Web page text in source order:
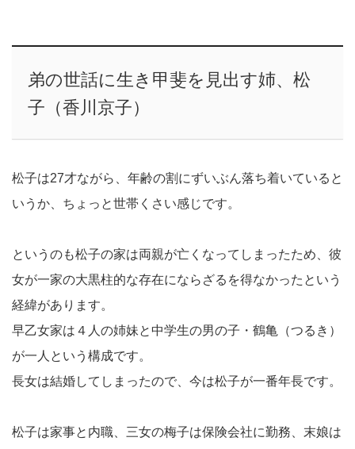
弟の世話に生き甲斐を見出す姉、松
子（香川京子）
松子は27才ながら、年齢の割にずいぶん落ち着いていると
いうか、ちょっと世帯くさい感じです。
というのも松子の家は両親が亡くなってしまったため、彼
女が一家の大黒柱的な存在にならざるを得なかったという
経緯があります。
早乙女家は４人の姉妹と中学生の男の子・鶴亀（つるき）
が一人という構成です。
長女は結婚してしまったので、今は松子が一番年長です。
松子は家事と内職、三女の梅子は保険会社に勤務、末娘は